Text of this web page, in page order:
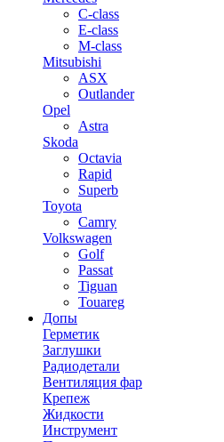
C-class
E-class
M-class
Mitsubishi
ASX
Outlander
Opel
Astra
Skoda
Octavia
Rapid
Superb
Toyota
Camry
Volkswagen
Golf
Passat
Tiguan
Touareg
Допы
Герметик
Заглушки
Радиодетали
Вентиляция фар
Крепеж
Жидкости
Инструмент